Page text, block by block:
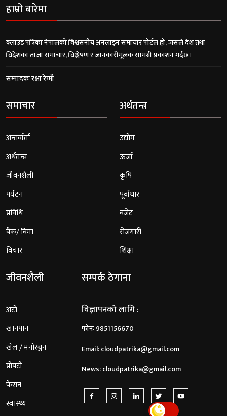
हाम्रो बारेमा
क्लाउड पत्रिका नेपालको विश्वसनीय अनलाइन समाचार पोर्टल हो, जसले देश तथा
विदेशका ताजा समाचार, विश्लेषण र जानकारीमूलक सामग्री प्रकाशन गर्दछ।
सम्पादकः रक्षा रेग्मी
समाचार
अन्तर्वार्ता
अर्थतन्त्र
जीवनशैली
पर्यटन
प्रविधि
बैंक/ बिमा
विचार
अर्थतन्त्र
उद्योग
ऊर्जा
कृषि
पूर्वाधार
बजेट
रोजगारी
शिक्षा
जीवनशैली
अटो
खानपान
खेल / मनोरञ्जन
प्रोपटी
फेसन
स्वास्थ्य
सम्पर्क ठेगाना
विज्ञापनको लागि :
फोनः 9851156670
Email:cloudpatrika@gmail.com
News:cloudpatrika@gmail.com